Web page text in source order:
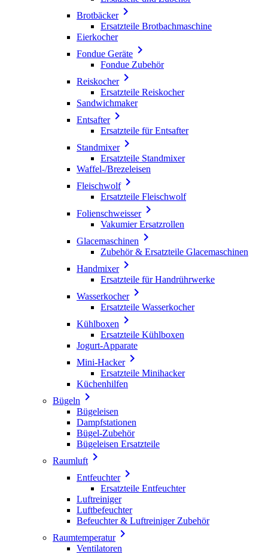
Brotbäcker
Ersatzteile Brotbachmaschine
Eierkocher
Fondue Geräte 
Fondue Zubehör
Reiskocher
Ersatzteile Reiskocher
Sandwichmaker
Entsafter
Ersatzteile für Entsafter
Standmixer
Ersatzteile Standmixer
Waffel-/Brezeleisen
Fleischwolf
Ersatzteile Fleischwolf
Folienschweisser
Vakumier Ersatzrollen
Glacemaschinen 
Zubehör & Ersatzteile Glacemaschinen
Handmixer
Ersatzteile für Handrührwerke
Wasserkocher
Ersatzteile Wasserkocher
Kühlboxen 
Ersatzteile Kühlboxen
Jogurt-Apparate
Mini-Hacker
Ersatzteile Minihacker
Küchenhilfen
Bügeln 
Bügeleisen
Dampfstationen
Bügel-Zubehör
Bügeleisen Ersatzteile
Raumluft 
Entfeuchter
Ersatzteile Entfeuchter
Luftreiniger
Luftbefeuchter
Befeuchter & Luftreiniger Zubehör
Raumtemperatur
Ventilatoren